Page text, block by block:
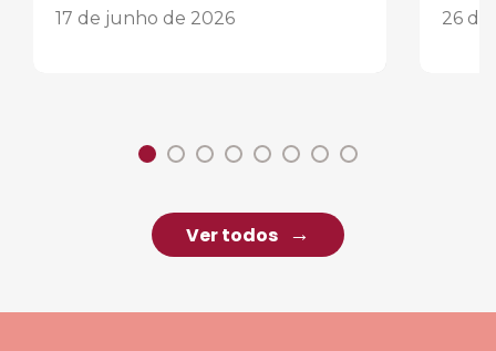
17 de junho de 2026 26 de
Ver todos